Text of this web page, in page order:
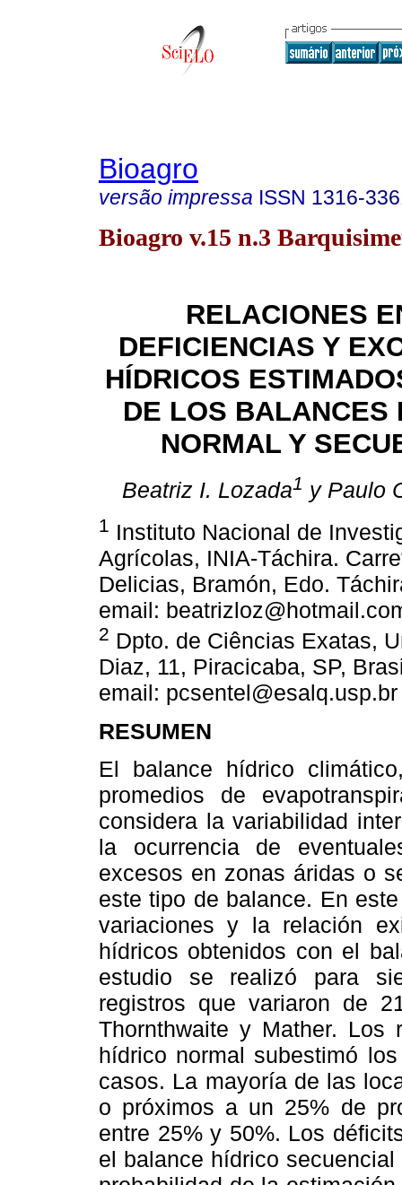
Bioagro
versão impressa ISSN 1316-
Bioagro v.15 n.3
RELACIONES
DEFICIENCIAS Y
HÍDRICOS
DE LOS BALANCES
NORMAL Y
Beatriz I. Lozada1 y Paulo
1 Instituto Nacional de
Agrícolas, INIA-Táchira.
Delicias, Bramón, Edo.
email:
2 Dpto. de Ciências Exatas,
Diaz, 11, Piracicaba, SP,
email: pcsentel@esalq.usp.br
RESUMEN
El balance hídrico
promedios de
considera la variabilidad
la ocurrencia de
excesos en zonas áridas o
este tipo de balance. En
variaciones y la relación
hídricos obtenidos con el
estudio se realizó para
registros que variaron de
Thornthwaite y Mather. Los
hídrico normal subestimó
casos. La mayoría de las
o próximos a un 25% de
entre 25% y 50%. Los
el balance hídrico